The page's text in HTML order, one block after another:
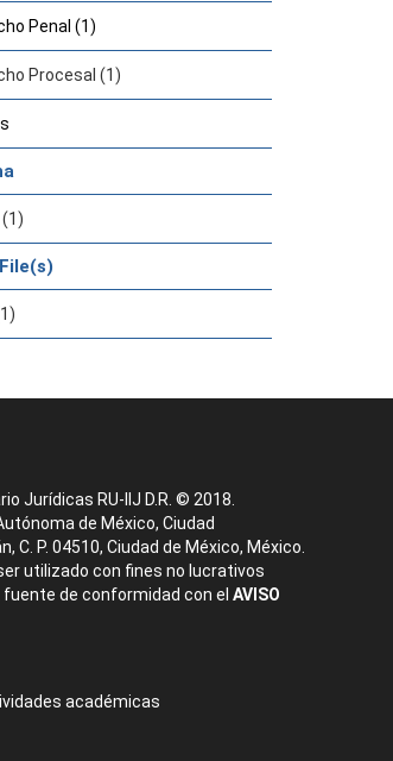
Penal (1)
Procesal (1)
Jurídicas RU-IIJ D.R. © 2018.
de México, Ciudad
C. P. 04510, Ciudad de México, México.
utilizado con fines no lucrativos
de conformidad con el AVISO
académicas